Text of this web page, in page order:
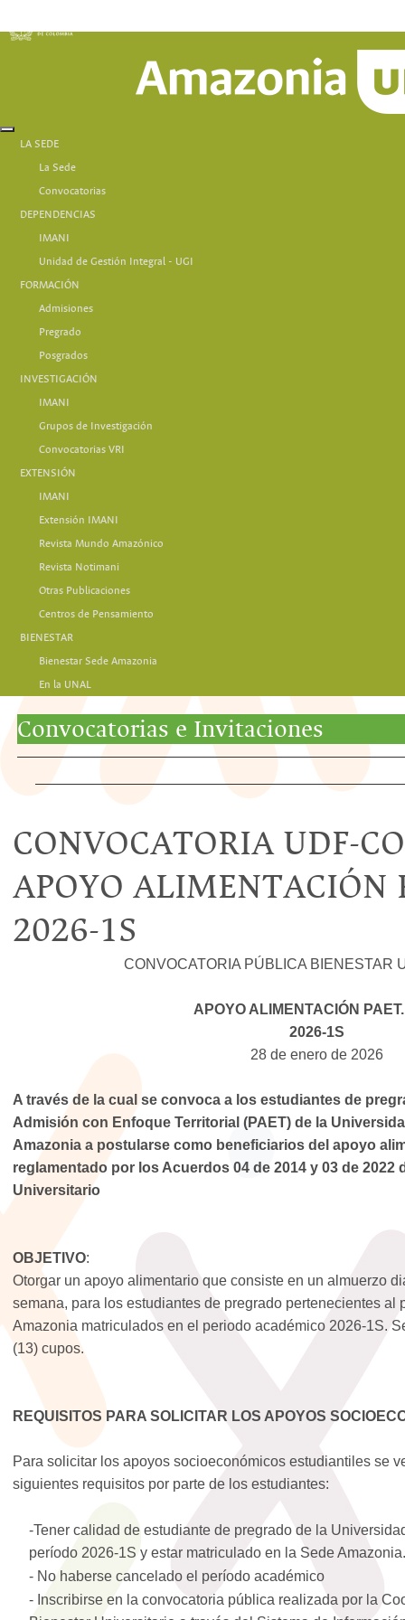
LA SEDE
La Sede
Convocatorias
DEPENDENCIAS
IMANI
Unidad de Gestión Integral - UGI
FORMACIÓN
Admisiones
Pregrado
Posgrados
INVESTIGACIÓN
IMANI
Grupos de Investigación
Convocatorias VRI
EXTENSIÓN
IMANI
Extensión IMANI
Revista Mundo Amazónico
Revista Notimani
Otras Publicaciones
Centros de Pensamiento
BIENESTAR
Bienestar Sede Amazonia
En la UNAL
Convocatorias e Invitaciones
CONVOCATORIA UDF-
APOYO ALIMENTACIÓN
2026-1S
CONVOCATORIA PÚBLICA BIENESTAR
APOYO ALIMENTACIÓN
2026-1S
28 de enero de 2026
A través de la cual se convoca a los estudiantes de
Admisión con Enfoque Territorial (PAET) de la
Amazonia a postularse como beneficiarios del apoyo
reglamentado por los Acuerdos 04 de 2014 y 03 de 2022
Universitario
OBJETIVO:
Otorgar un apoyo alimentario que consiste en un almuerzo
semana, para los estudiantes de pregrado pertenecientes al
Amazonia matriculados en el periodo académico 2026-1S.
(13) cupos.
REQUISITOS PARA SOLICITAR LOS APOYOS
Para solicitar los apoyos socioeconómicos estudiantiles se
siguientes requisitos por parte de los estudiantes:
-Tener calidad de estudiante de pregrado de la
período 2026-1S y estar matriculado en la Sede Amazonia.
- No haberse cancelado el período académico
- Inscribirse en la convocatoria pública realizada por la